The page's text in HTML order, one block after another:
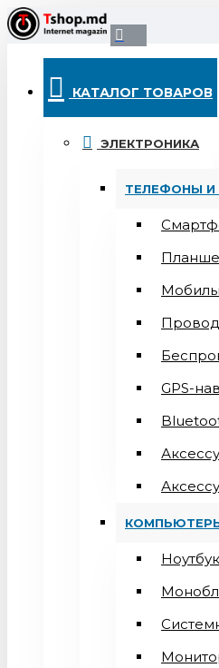
КАТАЛОГ ТОВАРОВ
ЭЛЕКТРОНИКА
ТЕЛЕФОНЫ
GPS-